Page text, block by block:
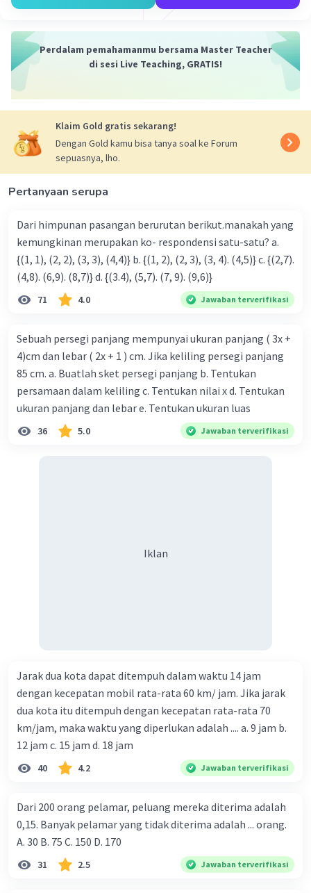
Perdalam pemahamanmu bersama Master Teacher
di sesi Live Teaching, GRATIS!
Klaim Gold gratis sekarang!
Dengan Gold kamu bisa tanya soal ke Forum
sepuasnya, lho.
Pertanyaan serupa
Dari himpunan pasangan berurutan berikut.manakah yang
kemungkinan merupakan ko- respondensi satu-satu? a.
{(1, 1), (2, 2), (3, 3), (4,4)} b. {(1, 2), (2, 3), (3, 4). (4,5)} c. {(2,7).
(4,8). (6,9). (8,7)} d. {(3.4), (5,7). (7, 9). (9,6)}
71 4.0 Jawaban terverifikasi
Sebuah persegi panjang mempunyai ukuran panjang ( 3x +
4)cm dan lebar ( 2x + 1 ) cm. Jika keliling persegi panjang
85 cm. a. Buatlah sket persegi panjang b. Tentukan
persamaan dalam keliling c. Tentukan nilai x d. Tentukan
ukuran panjang dan lebar e. Tentukan ukuran luas
36 5.0 Jawaban terverifikasi
Iklan
Jarak dua kota dapat ditempuh dalam waktu 14 jam
dengan kecepatan mobil rata-rata 60 km/ jam. Jika jarak
dua kota itu ditempuh dengan kecepatan rata-rata 70
km/jam, maka waktu yang diperlukan adalah .... a. 9 jam b.
12 jam c. 15 jam d. 18 jam
40 4.2 Jawaban terverifikasi
Dari 200 orang pelamar, peluang mereka diterima adalah
0,15. Banyak pelamar yang tidak diterima adalah ... orang.
A. 30 B. 75 C. 150 D. 170
31 2.5 Jawaban terverifikasi